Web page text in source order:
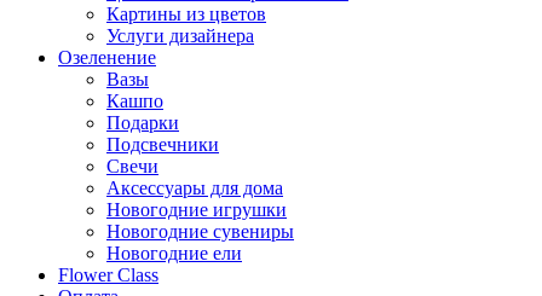
Картины из цветов
Услуги дизайнера
Озеленение
Вазы
Кашпо
Подарки
Подсвечники
Свечи
Аксессуары для дома
Новогодние игрушки
Новогодние сувениры
Новогодние ели
Flower Class